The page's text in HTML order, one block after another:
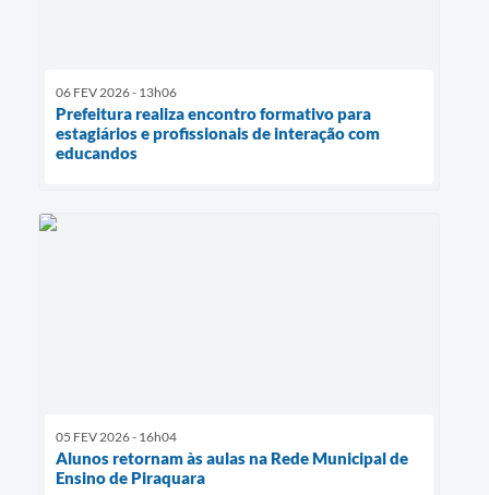
06 FEV 2026 - 13h06
Prefeitura realiza encontro formativo para
estagiários e profissionais de interação com
educandos
05 FEV 2026 - 16h04
Alunos retornam às aulas na Rede Municipal de
Ensino de Piraquara